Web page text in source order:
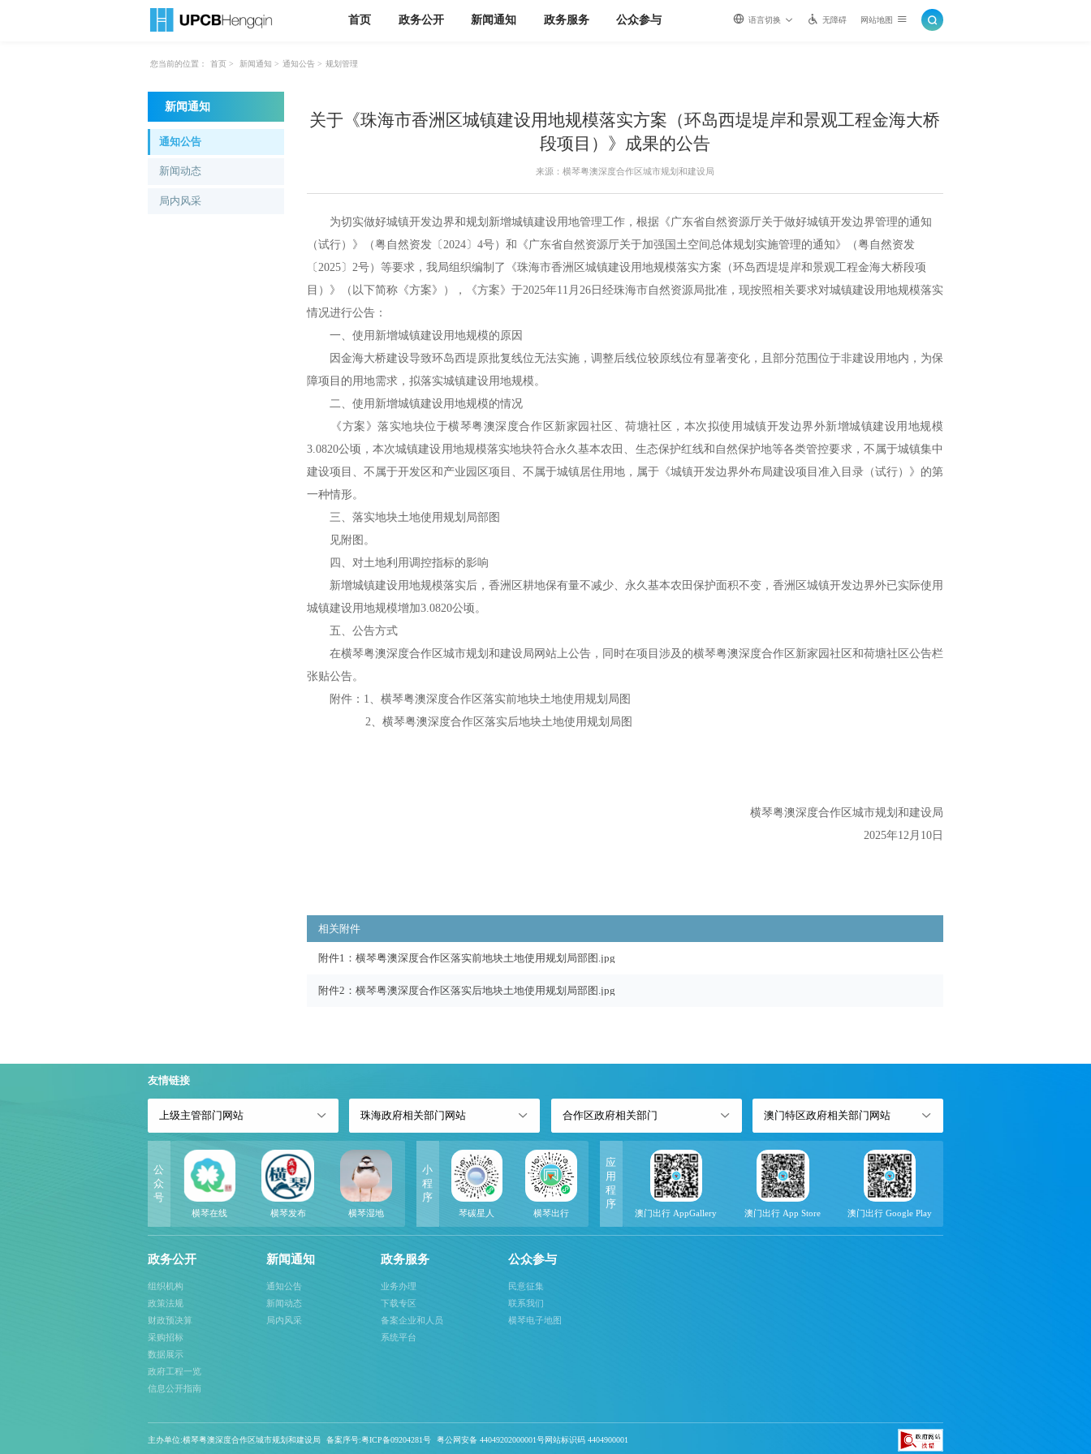
语言切换 无障碍 网站地图
首页 政务公开 新闻通知 政务服务 公众参与
您当前的位置： 首页 > 新闻通知 > 通知公告 > 规划管理
新闻通知
通知公告
新闻动态
局内风采
关于《珠海市香洲区城镇建设用地规模落实方案（环岛西堤堤岸和景观工程金海大桥
段项目）》成果的公告
来源：横琴粤澳深度合作区城市规划和建设局
为切实做好城镇开发边界和规划新增城镇建设用地管理工作，根据《广东省自然资源厅关于做好城镇开发边界管理的通知
（试行）》（粤自然资发〔2024〕4号）和《广东省自然资源厅关于加强国土空间总体规划实施管理的通知》（粤自然资发
〔2025〕2号）等要求，我局组织编制了《珠海市香洲区城镇建设用地规模落实方案（环岛西堤堤岸和景观工程金海大桥段项
目）》（以下简称《方案》），《方案》于2025年11月26日经珠海市自然资源局批准，现按照相关要求对城镇建设用地规模落实
情况进行公告：
一、使用新增城镇建设用地规模的原因
因金海大桥建设导致环岛西堤原批复线位无法实施，调整后线位较原线位有显著变化，且部分范围位于非建设用地内，为保
障项目的用地需求，拟落实城镇建设用地规模。
二、使用新增城镇建设用地规模的情况
《方案》落实地块位于横琴粤澳深度合作区新家园社区、荷塘社区，本次拟使用城镇开发边界外新增城镇建设用地规模
3.0820公顷，本次城镇建设用地规模落实地块符合永久基本农田、生态保护红线和自然保护地等各类管控要求，不属于城镇集中
建设项目、不属于开发区和产业园区项目、不属于城镇居住用地，属于《城镇开发边界外布局建设项目准入目录（试行）》的第
一种情形。
三、落实地块土地使用规划局部图
见附图。
四、对土地利用调控指标的影响
新增城镇建设用地规模落实后，香洲区耕地保有量不减少、永久基本农田保护面积不变，香洲区城镇开发边界外已实际使用
城镇建设用地规模增加3.0820公顷。
五、公告方式
在横琴粤澳深度合作区城市规划和建设局网站上公告，同时在项目涉及的横琴粤澳深度合作区新家园社区和荷塘社区公告栏
张贴公告。
附件：1、横琴粤澳深度合作区落实前地块土地使用规划局图
2、横琴粤澳深度合作区落实后地块土地使用规划局图
横琴粤澳深度合作区城市规划和建设局
2025年12月10日
相关附件
附件1：横琴粤澳深度合作区落实前地块土地使用规划局部图.jpg
附件2：横琴粤澳深度合作区落实后地块土地使用规划局部图.jpg
友情链接
上级主管部门网站 珠海政府相关部门网站 合作区政府相关部门 澳门特区政府相关部门网站
公
众
号
横琴在线 横琴发布 横琴湿地
小
程
序
琴碳星人 横琴出行
应
用
程
序
澳门出行 AppGallery 澳门出行 App Store 澳门出行 Google Play
政务公开
组织机构
政策法规
财政预决算
采购招标
数据展示
政府工程一览
信息公开指南
新闻通知
通知公告
新闻动态
局内风采
政务服务
业务办理
下载专区
备案企业和人员
系统平台
公众参与
民意征集
联系我们
横琴电子地图
主办单位:横琴粤澳深度合作区城市规划和建设局 备案序号:粤ICP备09204281号 粤公网安备 44049202000001号网站标识码 4404900001